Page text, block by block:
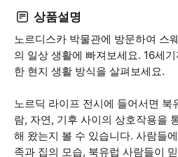
상품설명
노르디스카 박물관에 방문하여 스
의 일상 생활에 빠져보세요. 16세
한 현지 생활 방식을 살펴보세요.
노르딕 라이프 전시에 들어서면 북
람, 자연, 기후 사이의 상호작용을
해 왔는지 볼 수 있습니다. 사람들
족과 집의 모습, 북유럽 사람들이